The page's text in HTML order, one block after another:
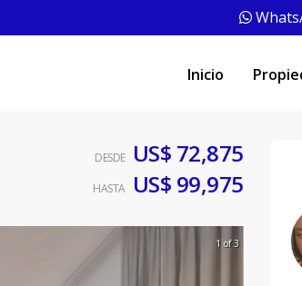
Inicio
DESDE US$ 72,875
HASTA US$ 99,975
1 of 3